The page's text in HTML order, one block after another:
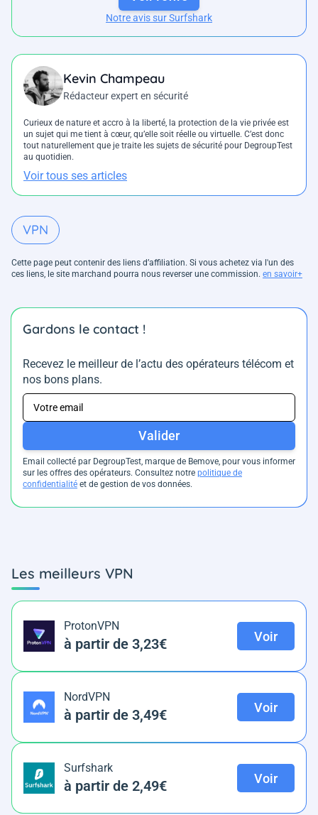
Notre avis sur Surfshark
Kevin Champeau
Rédacteur expert en sécurité
Curieux de nature et accro à la liberté, la protection de la vie privée est
un sujet qui me tient à cœur, qu’elle soit réelle ou virtuelle. C’est donc
tout naturellement que je traite les sujets de sécurité pour DegroupTest
au quotidien.
Voir tous ses articles
VPN
Cette page peut contenir des liens d’affiliation. Si vous achetez via l'un des
ces liens, le site marchand pourra nous reverser une commission. en savoir+
Gardons le contact !
Recevez le meilleur de l’actu des opérateurs télécom et
nos bons plans.
Valider
Email collecté par DegroupTest, marque de Bemove, pour vous informer
sur les offres des opérateurs. Consultez notre politique de
confidentialité et de gestion de vos données.
Les meilleurs VPN
ProtonVPN
à partir de 3,23€ Voir
NordVPN
à partir de 3,49€ Voir
Surfshark
à partir de 2,49€ Voir